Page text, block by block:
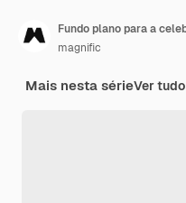
magnific
Mais nesta sérieVer tudo